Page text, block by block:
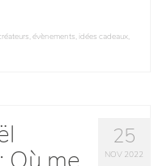
,évènements, idées cadeaux,
25
NOV 2022